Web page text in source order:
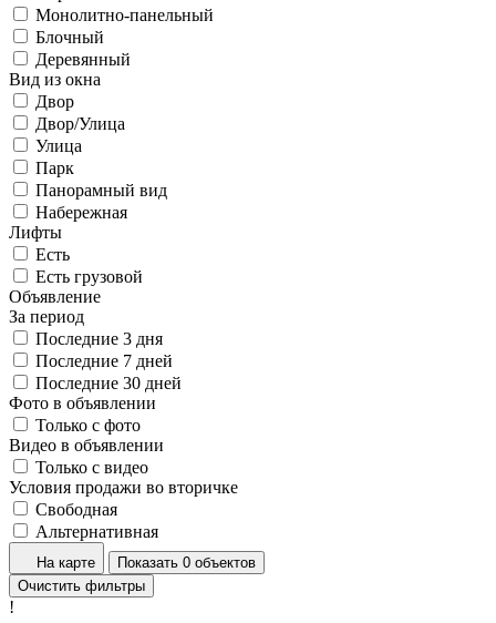
Монолитно-панельный
Блочный
Деревянный
Вид из окна
Двор
Двор/Улица
Улица
Парк
Панорамный вид
Набережная
Лифты
Есть
Есть грузовой
Объявление
За период
Последние 3 дня
Последние 7 дней
Последние 30 дней
Фото в объявлении
Только с фото
Видео в объявлении
Только с видео
Условия продажи во вторичке
Свободная
Альтернативная
На карте
Показать 0 объектов
Очистить фильтры
!